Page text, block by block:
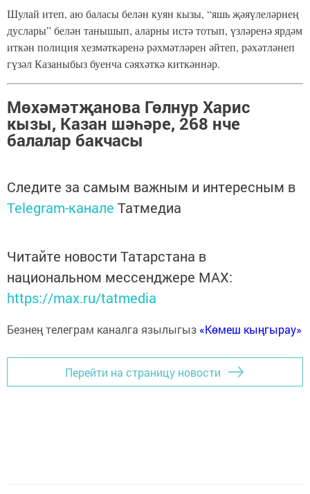
Шулай итеп, аю баласы белән куян кызы, “яшь җәяүлеләрнең
дуслары” белән танышып, аларны истә тотып, үзләренә ярдәм
иткән полиция хезмәткәренә рәхмәтләрен әйтеп, рәхәтләнеп
гүзәл Казаныбыз буенча сәяхәткә киткәннәр.
Мөхәмәтҗанова Гөлнур Харис
кызы, Казан шәһәре, 268 нче
балалар бакчасы
Следите за самым важным и интересным в
Telegram-канале Татмедиа
Читайте новости Татарстана в
национальном мессенджере MАХ:
https://max.ru/tatmedia
Безнең телеграм каналга язылыгыз «Көмеш кыңгырау»
Перейти на страницу новости